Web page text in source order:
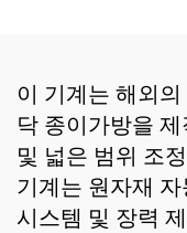
이 기계는 해외
닥 종이가방을
및 넓은 범위 조
기계는 원자재
시스템 및 장력